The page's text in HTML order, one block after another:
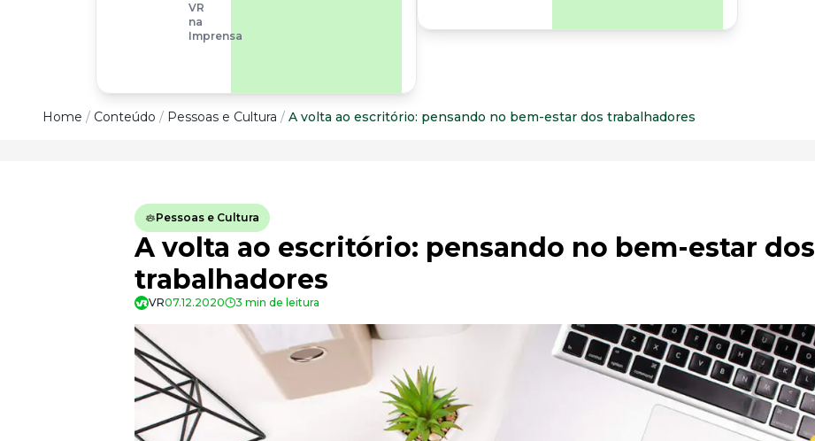
VR
na
Imprensa
Conteúdo
Todas as categorias
Confira nossos conteúdos
Empreendedorismo
Legislação
Fique por dentro da lei
Pessoas e Cultura
Aprimore a cultura organizacional
Educação Financeira
Saiba como gerenciar o seu dinheiro
Para o Trabalhador
Tudo para facilitar a rotina
Home / Conteúdo / Pessoas e Cultura / A volta ao escritório: pensando no bem-estar dos trabalhadores
Pessoas e Cultura
A volta ao escritório: pensando no bem-estar dos
trabalhadores
VR07.12.2020 3 min de leitura